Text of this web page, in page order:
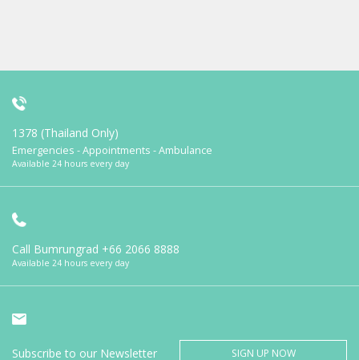
1378 (Thailand Only)
Emergencies - Appointments - Ambulance
Available 24 hours every day
Call Bumrungrad +66 2066 8888
Available 24 hours every day
Subscribe to our Newsletter SIGN UP NOW